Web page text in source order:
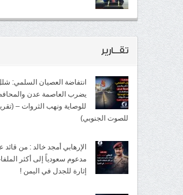
تقــارير
انتفاضة العصيان السلمي:
يضرب العاصمة عدن
للوصاية ونهب الثروات –
للصوت الجنوبي)
الإرهابي أمجد خالد : من
مدعوم سعودياً إلى أكثر
إثارة للجدل في اليمن !